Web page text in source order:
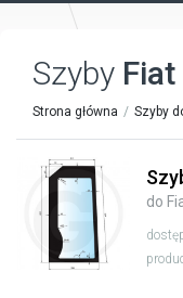
Szyby
Strona główna Szyby
do